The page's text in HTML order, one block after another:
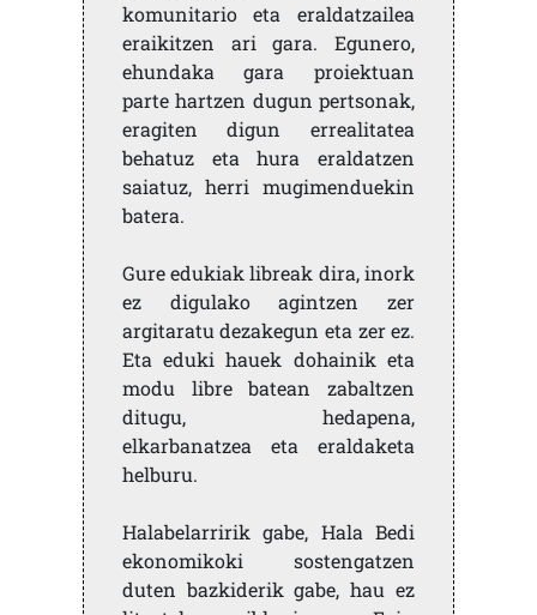
komunitario eta eraldatzailea
eraikitzen ari gara. Egunero,
ehundaka gara proiektuan
parte hartzen dugun pertsonak,
eragiten digun errealitatea
behatuz eta hura eraldatzen
saiatuz, herri mugimenduekin
batera.
Gure edukiak libreak dira, inork
ez digulako agintzen zer
argitaratu dezakegun eta zer ez.
Eta eduki hauek dohainik eta
modu libre batean zabaltzen
ditugu, hedapena,
elkarbanatzea eta eraldaketa
helburu.
Halabelarririk gabe, Hala Bedi
ekonomikoki sostengatzen
duten bazkiderik gabe, hau ez